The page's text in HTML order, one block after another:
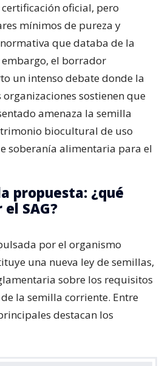
oficial, pero
mínimos de pureza y
que databa de la
embargo, el borrador
un intenso debate donde la
sostienen que
amenaza la semilla
biocultural de uso
soberanía alimentaria para el
propuesta: ¿qué
SAG?
por el organismo
una nueva ley de semillas,
sobre los requisitos
la semilla corriente. Entre
destacan los